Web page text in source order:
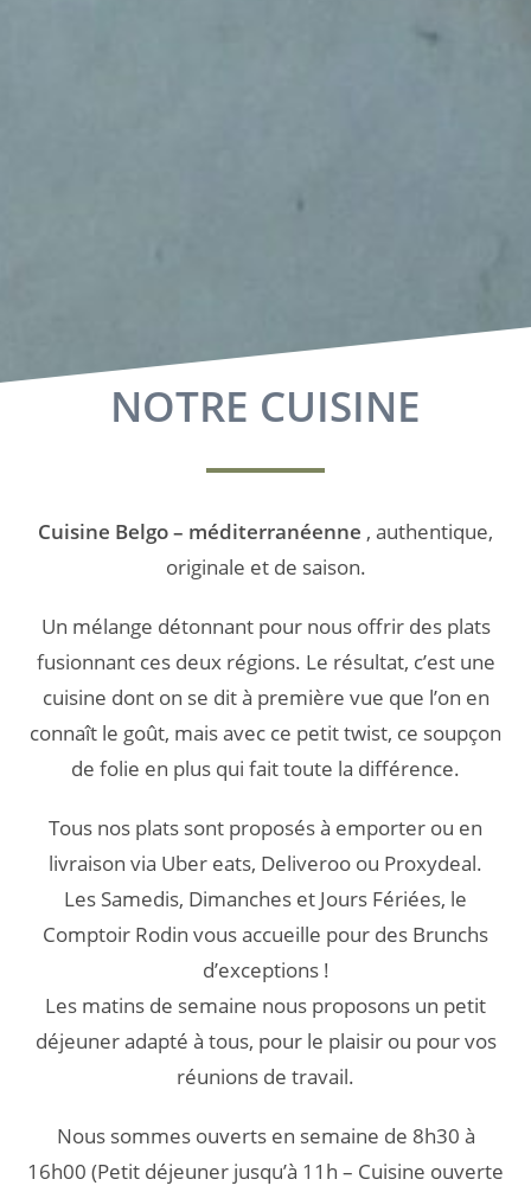
NOTRE CUISINE
Cuisine Belgo – méditerranéenne , authentique,
originale et de saison.
Un mélange détonnant pour nous offrir des plats
fusionnant ces deux régions. Le résultat, c’est une
cuisine dont on se dit à première vue que l’on en
connaît le goût, mais avec ce petit twist, ce soupçon
de folie en plus qui fait toute la différence.
Tous nos plats sont proposés à emporter ou en
livraison via Uber eats, Deliveroo ou Proxydeal.
Les Samedis, Dimanches et Jours Fériées, le
Comptoir Rodin vous accueille pour des Brunchs
d’exceptions !
Les matins de semaine nous proposons un petit
déjeuner adapté à tous, pour le plaisir ou pour vos
réunions de travail.
Nous sommes ouverts en semaine de 8h30 à
16h00 (Petit déjeuner jusqu’à 11h – Cuisine ouverte